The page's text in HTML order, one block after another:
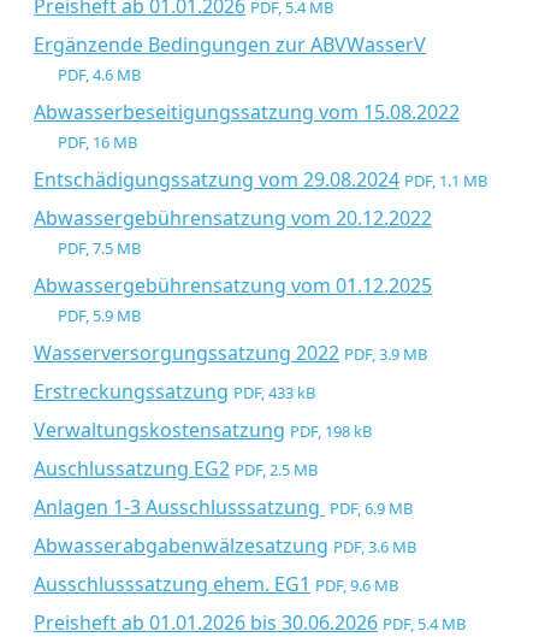
Preisheft ab 01.01.2026 PDF, 5.4 MB
Ergänzende Bedingungen zur ABVWasserV
PDF, 4.6 MB
Abwasserbeseitigungssatzung vom 15.08.2022
PDF, 16 MB
Entschädigungssatzung vom 29.08.2024 PDF, 1.1 MB
Abwassergebührensatzung vom 20.12.2022
PDF, 7.5 MB
Abwassergebührensatzung vom 01.12.2025
PDF, 5.9 MB
Wasserversorgungssatzung 2022 PDF, 3.9 MB
Erstreckungssatzung PDF, 433 kB
Verwaltungskostensatzung PDF, 198 kB
Auschlussatzung EG2 PDF, 2.5 MB
Anlagen 1-3 Ausschlusssatzung PDF, 6.9 MB
Abwasserabgabenwälzesatzung PDF, 3.6 MB
Ausschlusssatzung ehem. EG1 PDF, 9.6 MB
Preisheft ab 01.01.2026 bis 30.06.2026 PDF, 5.4 MB